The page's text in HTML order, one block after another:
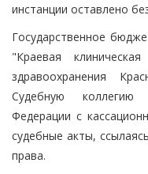
инстанции оставлено
Государственное
"Краевая
здравоохранения
Судебную коллегию
Федерации с
судебные акты,
права.